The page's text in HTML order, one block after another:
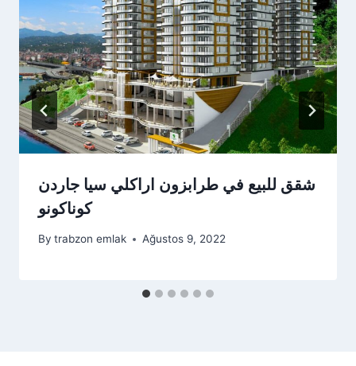
شقق للبيع في طرابزون اراكلي سيا جاردن
كوناكونو
By trabzon emlak Ağustos 9, 2022